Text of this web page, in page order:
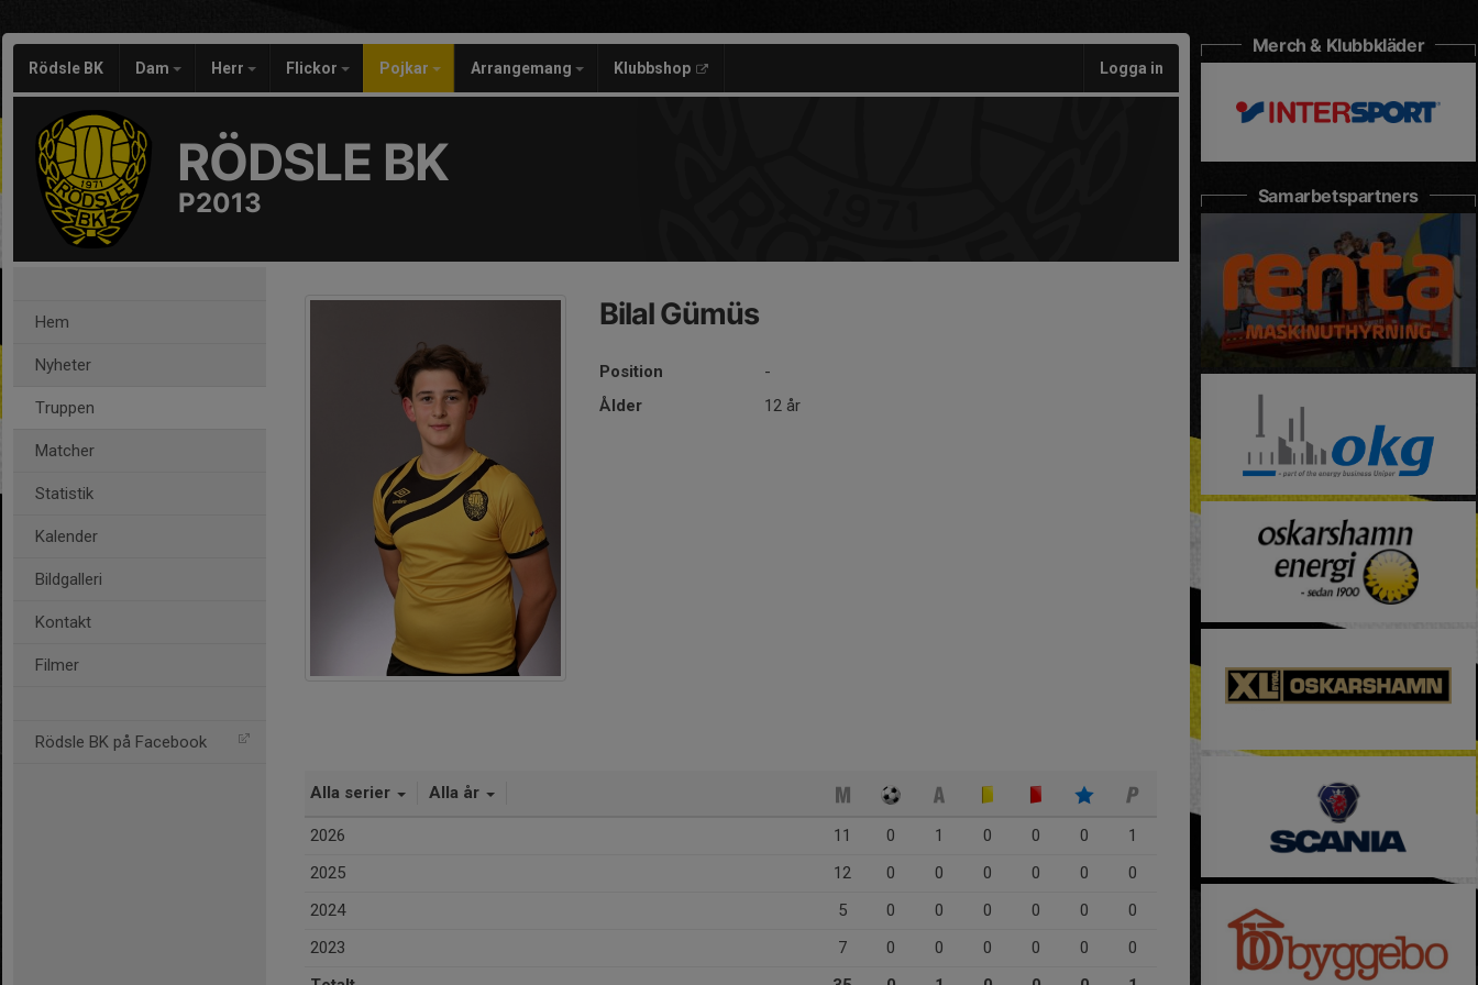
Rödsle BK Dam Herr Flickor Pojkar Arrangemang Klubbshop Logga in
RÖDSLE BK
P2013
Hem
Nyheter
Truppen
Matcher
Statistik
Kalender
Bildgalleri
Kontakt
Filmer
Rödsle BK på Facebook
Bilal Gümüs
Position
-
Ålder
12 år
Alla serier Alla år
2026 11 0 1 0 0 0
1
2025
12 0 0 0 0 0
0
2024
5 0 0 0 0 0
0
2023
7 0 0 0 0 0
0
Merch & Klubbkläder
Samarbetspartners